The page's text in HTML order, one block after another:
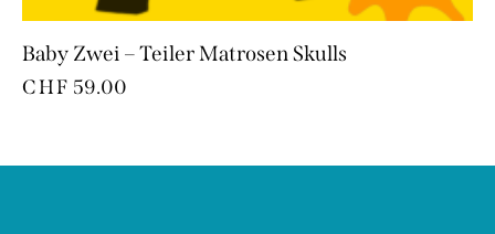
Baby Zwei – Teiler Matrosen Skulls
CHF 59.00